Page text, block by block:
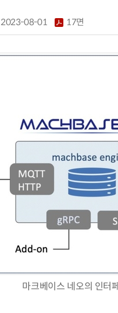
2023-08-01 17면
마크베이스 네오의 인터